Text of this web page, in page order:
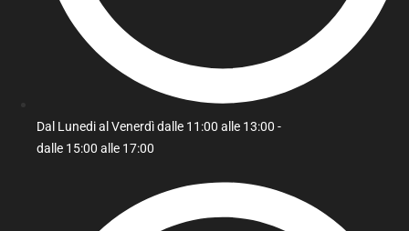
Dal Lunedi al Venerdì dalle 11:00 alle 13:00 -
dalle 15:00 alle 17:00